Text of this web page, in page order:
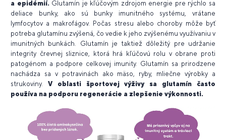
a epidémií. Glutamín je kľúčovým zdrojom energie pre rýchlo sa
deliace bunky, ako sú bunky imunitného systému, vrátane
lymfocytov a makrofágov. Počas stresu alebo choroby môže byť
potreba glutamínu zvýšená, čo vedie k jeho zvýšenému využívaniu v
imunitných bunkách. Glutamín je taktiež dôležitý pre udržanie
integrity črevnej sliznice, ktorá hrá kľúčovú rolu v obrane proti
patogénom a podpore celkovej imunity. Glutamín sa prirodzene
nachádza sa v potravinách ako mäso, ryby, mliečne výrobky a
strukoviny. V oblasti športovej výživy sa glutamín často
používa na podporu regenerácie a zlepšenie výkonnosti.